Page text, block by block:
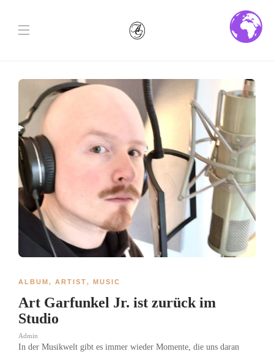
ALBUM, ARTIST, MUSIC
Art Garfunkel Jr. ist zurück im
Studio
Admin
In der Musikwelt gibt es immer wieder Momente, die uns daran